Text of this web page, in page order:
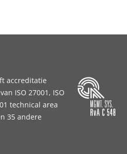
accreditatie
ISO 27001 , ISO
technical area
35 andere